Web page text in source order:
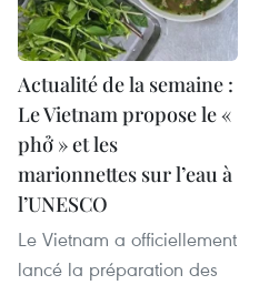
Actualité de la semaine :
Le Vietnam propose le «
phở » et les
marionnettes sur l’eau à
l’UNESCO
Le Vietnam a officiellement
lancé la préparation des